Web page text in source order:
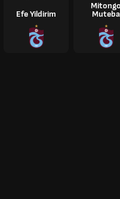
Efe Yildirim
Muteba